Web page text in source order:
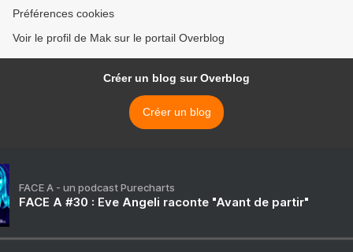
Préférences cookies
Voir le profil de Mak sur le portail Overblog
Créer un blog sur Overblog
Créer un blog
FACE A - un podcast Purecharts
FACE A #30 : Eve Angeli raconte "Avant de partir"